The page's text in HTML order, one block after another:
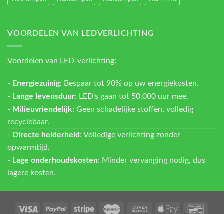
VOORDELEN VAN LEDVERLICHTING
Voordelen van LED-verlichting:
- Energiezuinig: Bespaar tot 90% op uw energiekosten.
- Lange levensduur: LED's gaan tot 50.000 uur mee.
- Milieuvriendelijk: Geen schadelijke stoffen, volledig
recyclebaar.
- Directe helderheid: Volledige verlichting zonder
opwarmtijd.
- Lage onderhoudskosten: Minder vervanging nodig, dus
lagere kosten.